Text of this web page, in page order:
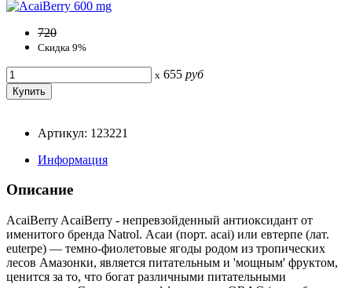
720
Скидка 9%
x 655 руб
Артикул: 123221
Информация
Описание
AcaiBerry AcaiBerry - непревзойденный антиоксидант от
именитого бренда Natrol. Асаи (порт. acai) или евтерпе (лат.
euterpe) — темно-фиолетовые ягоды родом из тропических
лесов Амазонки, является питательным и 'мощным' фруктом,
ценится за то, что богат различными питательными